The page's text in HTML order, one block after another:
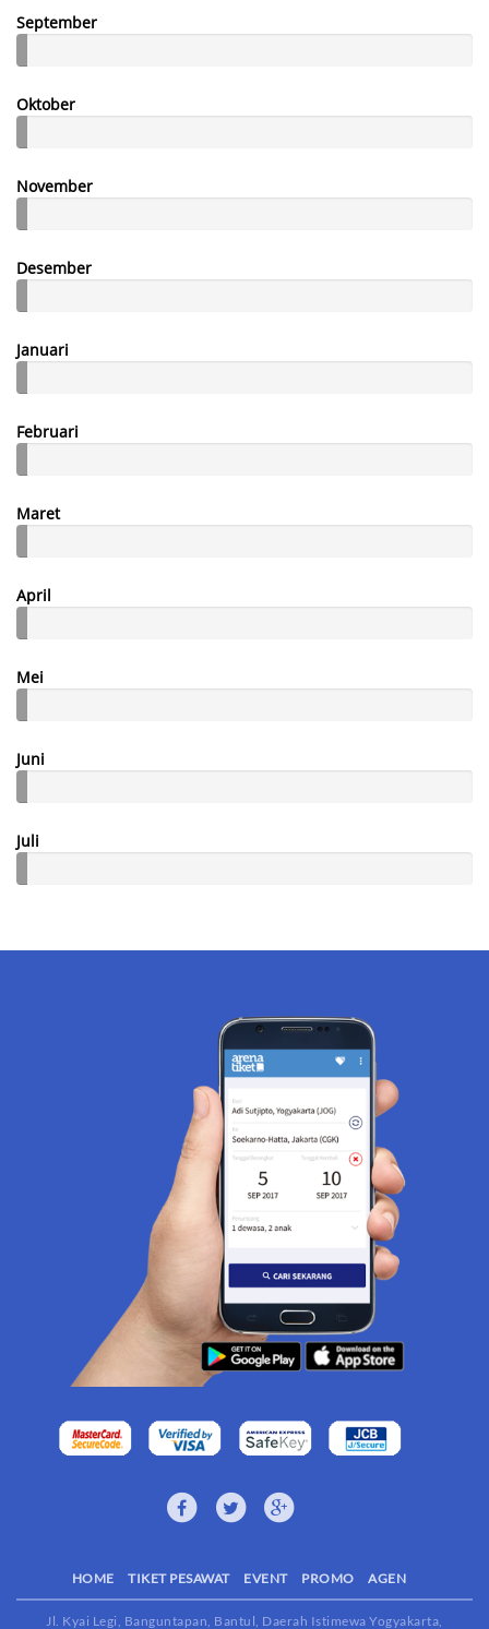
September
Oktober
November
Desember
Januari
Februari
Maret
April
Mei
Juni
Juli
HOME TIKET PESAWAT EVENT PROMO AGEN
Jl. Kyai Legi, Banguntapan, Bantul, Daerah Istimewa Yogyakarta,